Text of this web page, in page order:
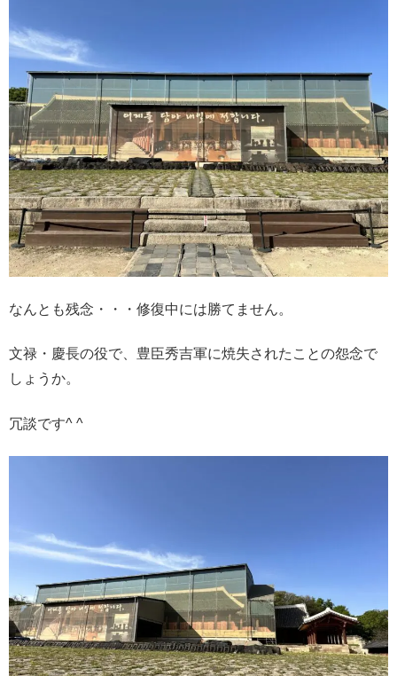
なんとも残念・・・修復中には勝てません。
文禄・慶長の役で、豊臣秀吉軍に焼失されたことの怨念で
しょうか。
冗談です^ ^